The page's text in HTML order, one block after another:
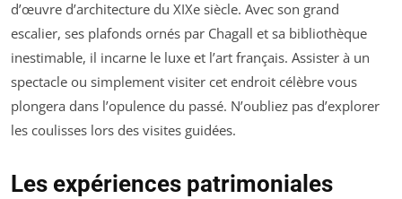
d’œuvre d’architecture du XIXe siècle. Avec son grand
escalier, ses plafonds ornés par Chagall et sa bibliothèque
inestimable, il incarne le luxe et l’art français. Assister à un
spectacle ou simplement visiter cet endroit célèbre vous
plongera dans l’opulence du passé. N’oubliez pas d’explorer
les coulisses lors des visites guidées.
Les expériences patrimoniales